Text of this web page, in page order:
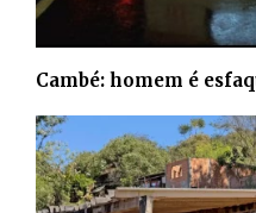
Cambé: homem é